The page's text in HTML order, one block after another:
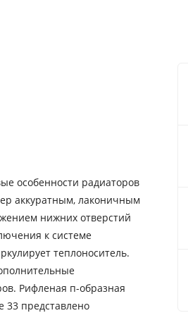
особенности радиаторов
аккуратным, лаконичным
нижних отверстий
к системе
теплоноситель.
Рифленая п-образная
33 представлено